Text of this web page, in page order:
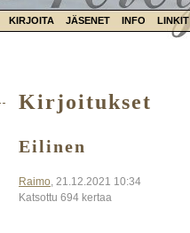
KIRJOITA JÄSENET INFO LINKIT
Kirjoitukset
Eilinen
Raimo, 21.12.2021 10:34
Katsottu 694 kertaa